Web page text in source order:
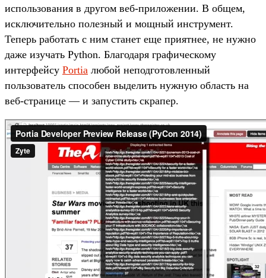
использования в другом веб-приложении. В общем,
исключительно полезный и мощный инструмент.
Теперь работать с ним станет еще приятнее, не нужно
даже изучать Python. Благодаря графическому
интерфейсу Portia любой неподготовленный
пользователь способен выделить нужную область на
веб-странице — и запустить скрапер.